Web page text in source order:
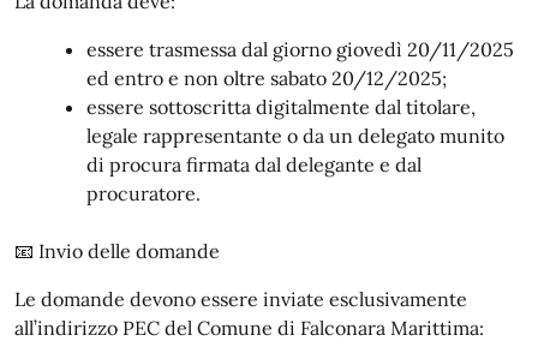
essere trasmessa dal giorno giovedì 20/11/2025
ed entro e non oltre sabato 20/12/2025;
essere sottoscritta digitalmente dal titolare,
legale rappresentante o da un delegato munito
di procura firmata dal delegante e dal
procuratore.
📧 Invio delle domande
Le domande devono essere inviate esclusivamente
all’indirizzo PEC del Comune di Falconara Marittima: